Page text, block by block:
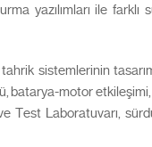
yazılımları ile
sistemlerinin
batarya-motor
Test Laboratuvarı,